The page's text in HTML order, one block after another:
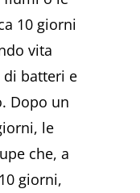
10 giorni
vita
di batteri e
Dopo un
le
che, a
giorni,